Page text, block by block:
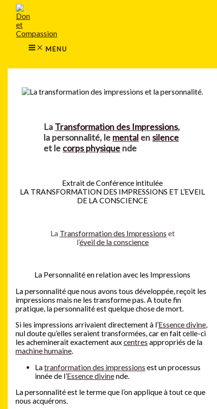
Aller
contenu
MENU
La Transformation des Impressions,
la personnalité, le mental ensilence
et le corps physique nde
Extrait de Conférence intitulée
LA TRANSFORMATION DES IMPRESSIONS ET L’EVEIL
DE LA CONSCIENCE
La Transformation des Impressions et
l’éveil de la conscience
La Personnalité en relation avec les Impressions
La personnalité que nous avons tous développée, reçoit les
impressions mais ne les transforme pas. A toute fin
pratique, la personnalité est quelque chose de mort.
Si les impressions arrivaient directement à l’Essence divine,
nul doute qu’elles seraient transformées, car en fait celle-ci
les acheminerait exactement auxcentres appropriés de la
machine humaine.
Latranformation des impressions est un processus
innée de l’Essence divinende.
La personnalité est le terme que l’on applique à tout ce que
nous acquérons.